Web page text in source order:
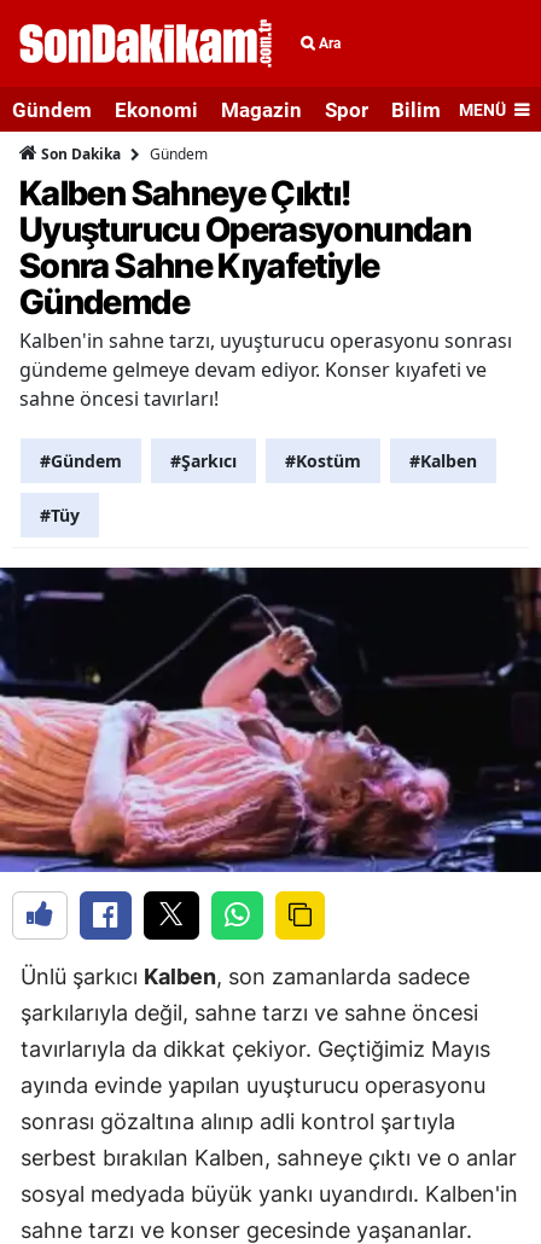
Ara
Gündem Ekonomi Magazin Spor Bilim veMENÜ
Son Dakika Gündem
Kalben Sahneye Çıktı!
Uyuşturucu Operasyonundan
Sonra Sahne Kıyafetiyle
Gündemde
Kalben'in sahne tarzı, uyuşturucu operasyonu sonrası
gündeme gelmeye devam ediyor. Konser kıyafeti ve
sahne öncesi tavırları!
#Gündem #Şarkıcı #Kostüm #Kalben
#Tüy
Ünlü şarkıcı Kalben, son zamanlarda sadece
şarkılarıyla değil, sahne tarzı ve sahne öncesi
tavırlarıyla da dikkat çekiyor. Geçtiğimiz Mayıs
ayında evinde yapılan uyuşturucu operasyonu
sonrası gözaltına alınıp adli kontrol şartıyla
serbest bırakılan Kalben, sahneye çıktı ve o anlar
sosyal medyada büyük yankı uyandırdı. Kalben'in
sahne tarzı ve konser gecesinde yaşananlar.